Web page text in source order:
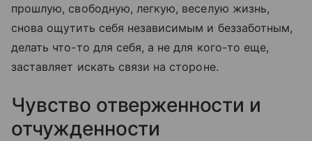
прошлую, свободную, легкую, веселую жизнь,
снова ощутить себя независимым и беззаботным,
делать что-то для себя, а не для кого-то еще,
заставляет искать связи на стороне.
Чувство отверженности и
отчужденности